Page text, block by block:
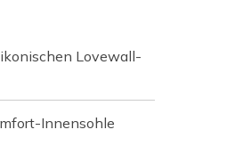
Lovewall-
Innensohle